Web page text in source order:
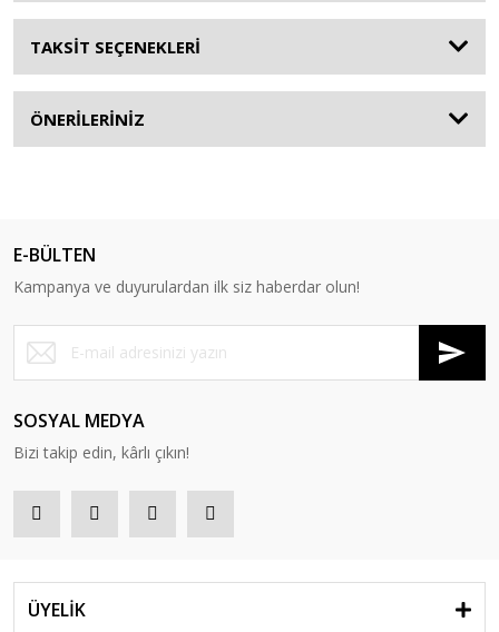
TAKSİT SEÇENEKLERİ
ÖNERİLERİNİZ
E-BÜLTEN
Kampanya ve duyurulardan ilk siz haberdar olun!
SOSYAL MEDYA
Bizi takip edin, kârlı çıkın!
ÜYELİK